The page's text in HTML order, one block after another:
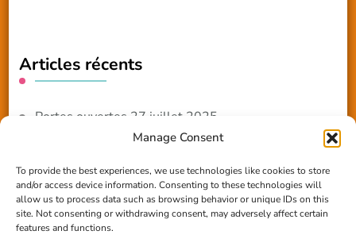
Manage Consent
To provide the best experiences, we use technologies like cookies to store
and/or access device information. Consenting to these technologies will
allow us to process data such as browsing behavior or unique IDs on this
site. Not consenting or withdrawing consent, may adversely affect certain
features and functions.
Articles récents
Portes ouvertes 27 juillet 2025
Reportage TV Com
Construction en terre-paille